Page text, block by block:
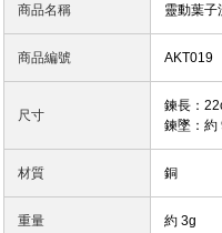
商品名稱 靈動葉子
商品編號 AKT019
尺寸
鍊長：
鍊墜：約
材質 銅
重量 約 3g